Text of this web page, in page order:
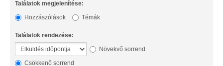
Találatok megjelenítése:
Hozzászólások
Témák
Találatok rendezése:
Növekvő sorrend
Csökkenő sorrend